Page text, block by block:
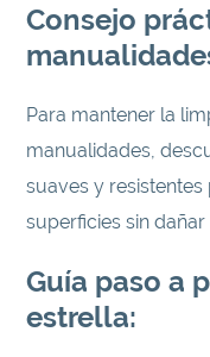
Consejo
Para mantener la
manualidades,
suaves y
superficies sin
Guía paso a
estrella: